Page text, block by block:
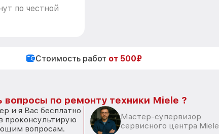
по честной
Стоимость работ от 500₽
вопросы по ремонту техники Miele ?
и я Вас бесплатно
проконсультирую
вопросам.
Мастер-супервизор
сервисного центра Miele